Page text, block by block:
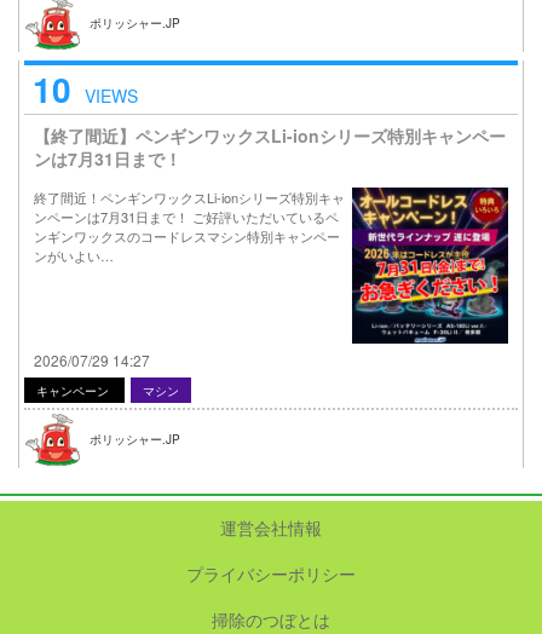
ポリッシャー.JP
10 VIEWS
【終了間近】ペンギンワックスLi-ionシリーズ特別キャンペー
ンは7月31日まで！
終了間近！ペンギンワックスLi-ionシリーズ特別キャ
ンペーンは7月31日まで！ ご好評いただいているペ
ンギンワックスのコードレスマシン特別キャンペー
ンがいよい…
2026/07/29 14:27
キャンペーン マシン
ポリッシャー.JP
運営会社情報
プライバシーポリシー
掃除のつぼとは